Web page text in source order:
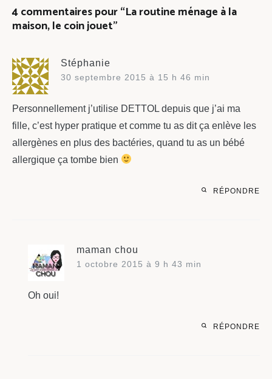
4 commentaires pour “La routine ménage à la
maison, le coin jouet”
Stéphanie
30 septembre 2015 à 15 h 46 min
Personnellement j’utilise DETTOL depuis que j’ai ma
fille, c’est hyper pratique et comme tu as dit ça enlève les
allergènes en plus des bactéries, quand tu as un bébé
allergique ça tombe bien
RÉPONDRE
maman chou
1 octobre 2015 à 9 h 43 min
Oh oui!
RÉPONDRE